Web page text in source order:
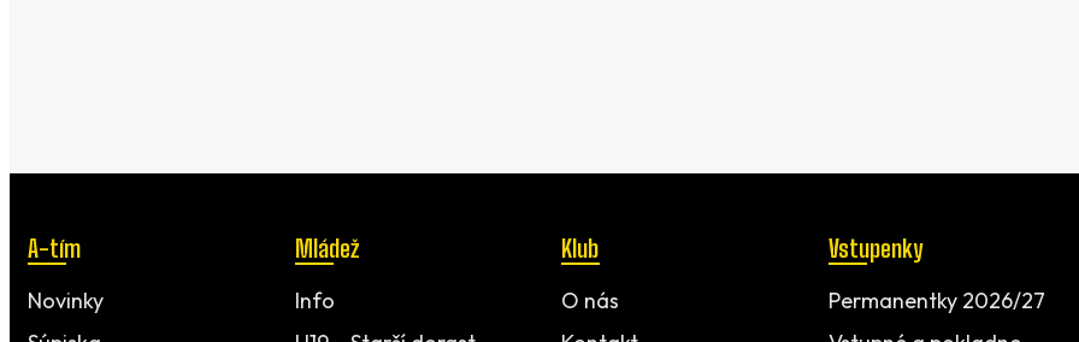
A-tím
Novinky
Mládež
Info
Klub
O nás
Vstupenky
Permanentky 2026/27